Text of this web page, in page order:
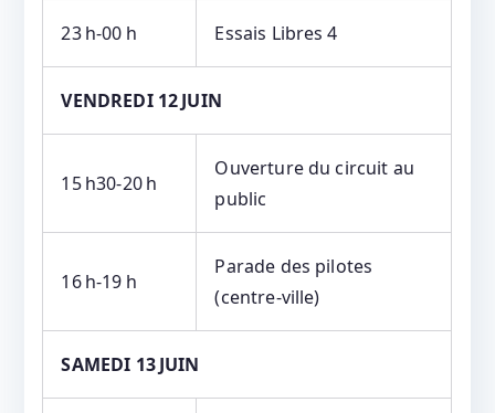
23 h‑00 h Essais Libres 4
VENDREDI 12 JUIN
15 h30‑20 h
Ouverture du circuit au
public
16 h‑19 h
Parade des pilotes
(centre‑ville)
SAMEDI 13 JUIN